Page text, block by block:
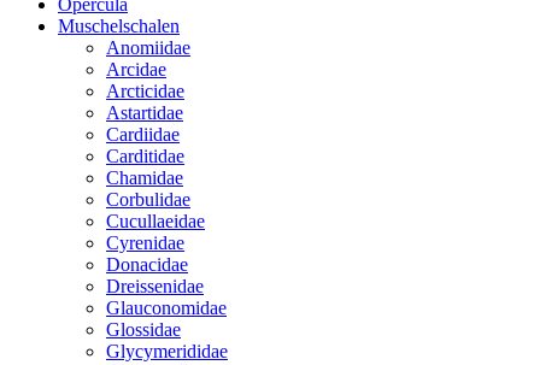
Opercula
Muschelschalen
Anomiidae
Arcidae
Arcticidae
Astartidae
Cardiidae
Carditidae
Chamidae
Corbulidae
Cucullaeidae
Cyrenidae
Donacidae
Dreissenidae
Glauconomidae
Glossidae
Glycymerididae